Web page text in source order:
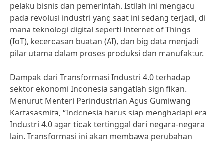
pelaku bisnis dan pemerintah. Istilah ini mengacu
pada revolusi industri yang saat ini sedang terjadi, di
mana teknologi digital seperti Internet of Things
(IoT), kecerdasan buatan (AI), dan big data menjadi
pilar utama dalam proses produksi dan manufaktur.
Dampak dari Transformasi Industri 4.0 terhadap
sektor ekonomi Indonesia sangatlah signifikan.
Menurut Menteri Perindustrian Agus Gumiwang
Kartasasmita, “Indonesia harus siap menghadapi era
Industri 4.0 agar tidak tertinggal dari negara-negara
lain. Transformasi ini akan membawa perubahan